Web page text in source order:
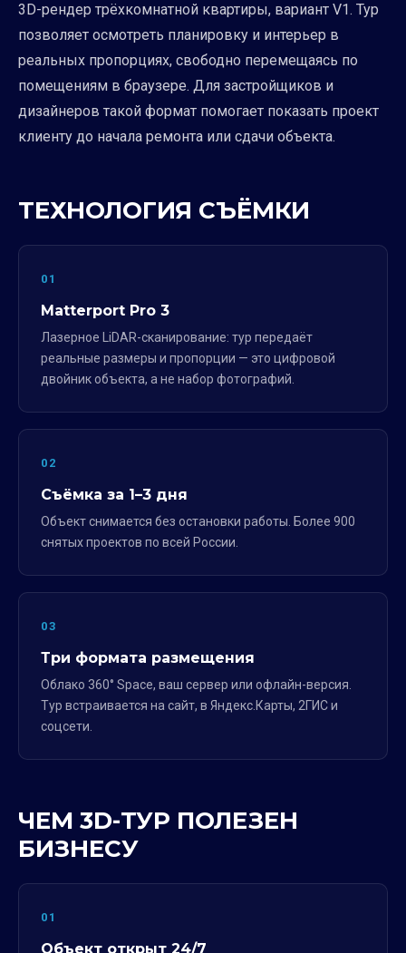
3D-рендер трёхкомнатной квартиры, вариант V1. Тур
позволяет осмотреть планировку и интерьер в
реальных пропорциях, свободно перемещаясь по
помещениям в браузере. Для застройщиков и
дизайнеров такой формат помогает показать проект
клиенту до начала ремонта или сдачи объекта.
ТЕХНОЛОГИЯ СЪЁМКИ
01
Matterport Pro 3
Лазерное LiDAR-сканирование: тур передаёт
реальные размеры и пропорции — это цифровой
двойник объекта, а не набор фотографий.
02
Съёмка за 1–3 дня
Объект снимается без остановки работы. Более 900
снятых проектов по всей России.
03
Три формата размещения
Облако 360° Space, ваш сервер или офлайн-версия.
Тур встраивается на сайт, в Яндекс.Карты, 2ГИС и
соцсети.
ЧЕМ 3D-ТУР ПОЛЕЗЕН
БИЗНЕСУ
01
Объект открыт 24/7